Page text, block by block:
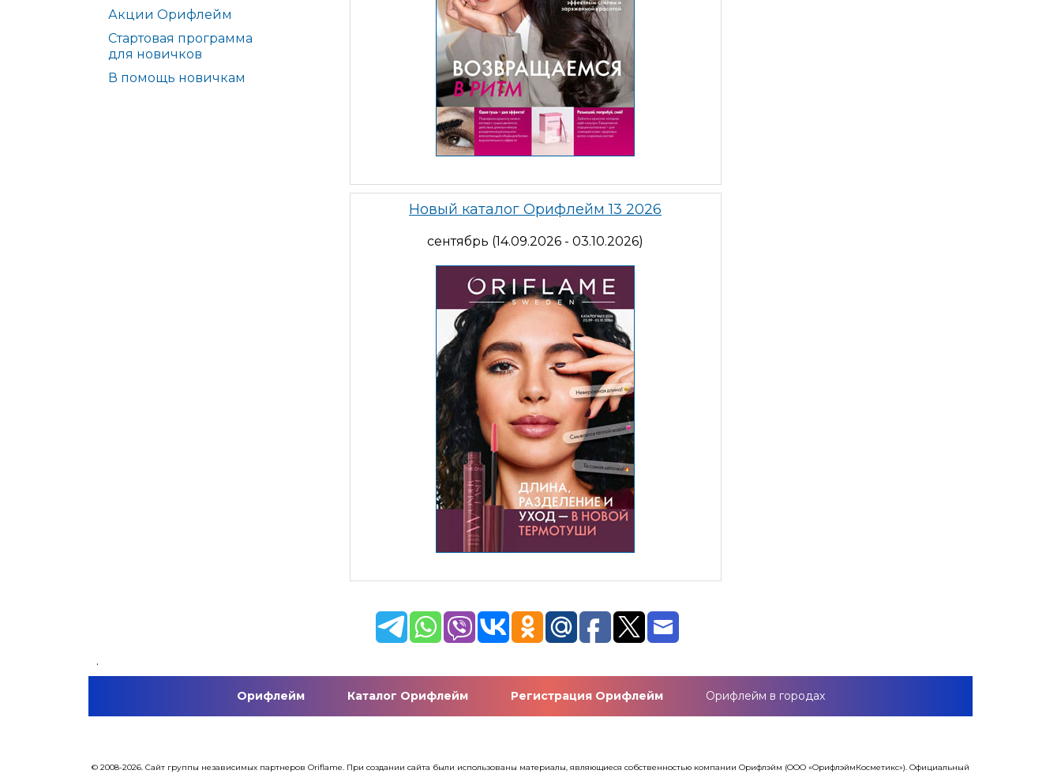
Акции Орифлейм
Стартовая программа
для новичков
В помощь новичкам
Новый каталог Орифлейм 13 2026
сентябрь (14.09.2026 - 03.10.2026)
.
Орифлейм Каталог Орифлейм Регистрация Орифлейм Орифлейм в городах
© 2008-2026. Сайт группы независимых партнеров Oriflame. При создании сайта были использованы материалы, являющиеся собственностью компании Орифлэйм (ООО «ОрифлэймКосметикс»). Официальный